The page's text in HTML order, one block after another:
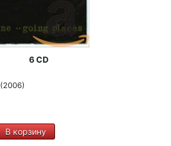
6 CD
(2006)
В корзину